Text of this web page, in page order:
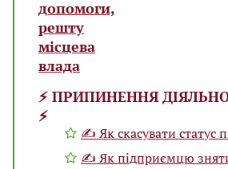
⚡️ ПРИПИНЕННЯ
⚡️
✍ Як скасувати статус
✍ Як підприємцю